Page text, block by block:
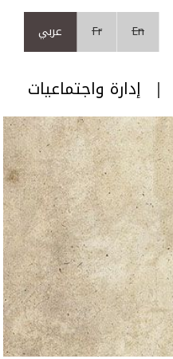
En
Fr عربي
إدارة واجتماعيات